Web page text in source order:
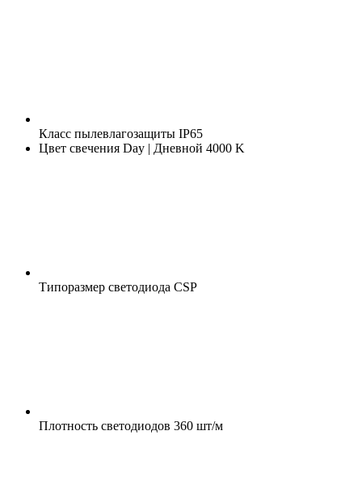
Класс пылевлагозащиты IP65
Цвет свечения Day | Дневной 4000 K
Типоразмер светодиода CSP
Плотность светодиодов 360 шт/м